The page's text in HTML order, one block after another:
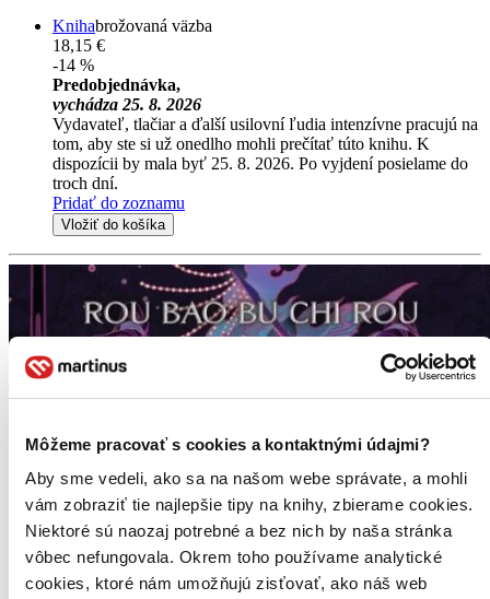
Môžeme pracovať s cookies a kontaktnými údajmi?
Aby sme vedeli, ako sa na našom webe správate, a mohli
vám zobraziť tie najlepšie tipy na knihy, zbierame cookies.
Niektoré sú naozaj potrebné a bez nich by naša stránka
vôbec nefungovala. Okrem toho používame analytické
cookies, ktoré nám umožňujú zisťovať, ako náš web
Knihabrožovaná väzba
18,15 €
-14 %
Predobjednávka,
vychádza 25. 8. 2026
Vydavateľ, tlačiar a ďalší usilovní ľudia intenzívne pracujú na
tom, aby ste si už onedlho mohli prečítať túto knihu. K
dispozícii by mala byť 25. 8. 2026. Po vyjdení posielame do
troch dní.
Pridať do zoznamu
Vložiť do košíka